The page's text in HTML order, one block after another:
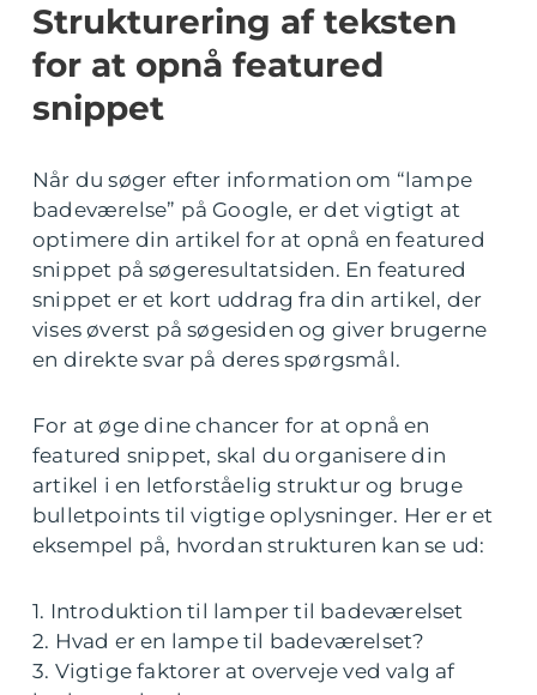
Strukturering af teksten
for at opnå featured
snippet
Når du søger efter information om “lampe
badeværelse” på Google, er det vigtigt at
optimere din artikel for at opnå en featured
snippet på søgeresultatsiden. En featured
snippet er et kort uddrag fra din artikel, der
vises øverst på søgesiden og giver brugerne
en direkte svar på deres spørgsmål.
For at øge dine chancer for at opnå en
featured snippet, skal du organisere din
artikel i en letforståelig struktur og bruge
bulletpoints til vigtige oplysninger. Her er et
eksempel på, hvordan strukturen kan se ud:
1. Introduktion til lamper til badeværelset
2. Hvad er en lampe til badeværelset?
3. Vigtige faktorer at overveje ved valg af